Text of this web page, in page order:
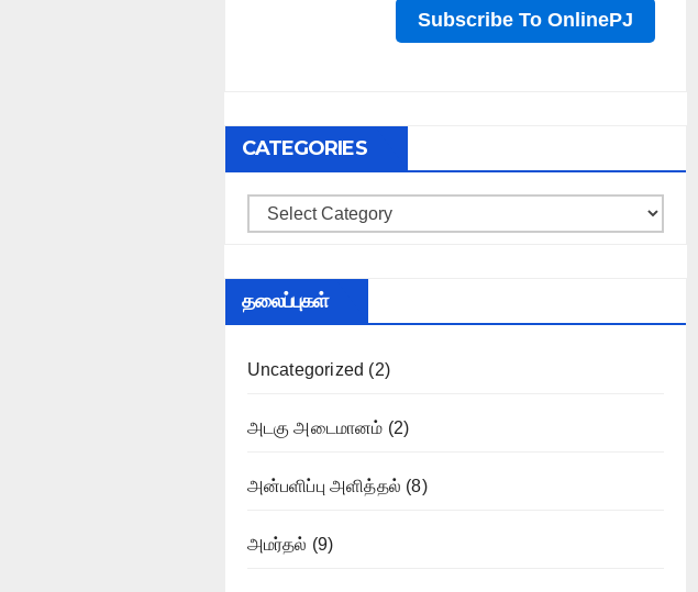
CATEGORIES
Categories
தலைப்புகள்
Uncategorized (2)
அடகு அடைமானம் (2)
அன்பளிப்பு அளித்தல் (8)
அமர்தல் (9)